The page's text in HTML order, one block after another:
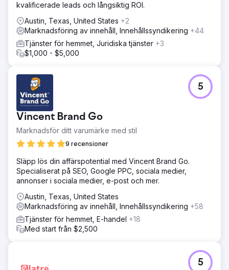
kvalificerade leads och långsiktig ROI.
Austin, Texas, United States +2
Marknadsföring av innehåll, Innehållssyndikering +44
Tjänster för hemmet, Juridiska tjänster +3
$1,000 - $5,000
Vincent Brand Go
Marknadsför ditt varumärke med stil
9 recensioner
5
Släpp lös din affärspotential med Vincent Brand Go.
Specialiserat på SEO, Google PPC, sociala medier,
annonser i sociala medier, e-post och mer.
Austin, Texas, United States
Marknadsföring av innehåll, Innehållssyndikering +58
Tjänster för hemmet, E-handel +18
Med start från $2,500
5